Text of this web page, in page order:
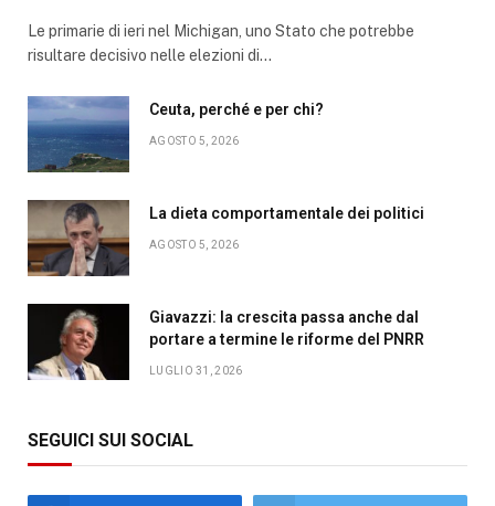
Le primarie di ieri nel Michigan, uno Stato che potrebbe
risultare decisivo nelle elezioni di…
Ceuta, perché e per chi?
AGOSTO 5, 2026
La dieta comportamentale dei politici
AGOSTO 5, 2026
Giavazzi: la crescita passa anche dal
portare a termine le riforme del PNRR
LUGLIO 31, 2026
SEGUICI SUI SOCIAL